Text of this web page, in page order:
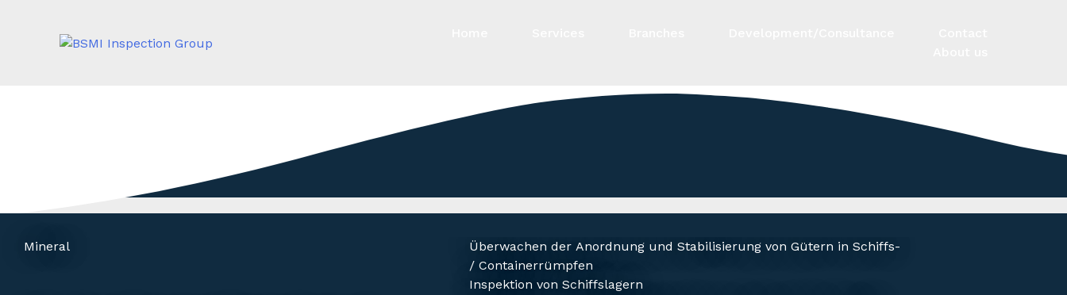
Mineral
Überwachen der Anordnung und Stabilisierung von Gütern in Schiffs-
/ Containerrümpfen
Inspektion von Schiffslagern